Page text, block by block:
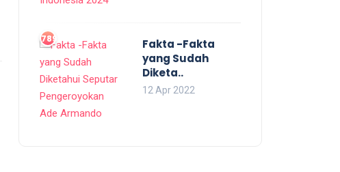
789
Fakta -Fakta
yang Sudah
Diketa..
12 Apr 2022